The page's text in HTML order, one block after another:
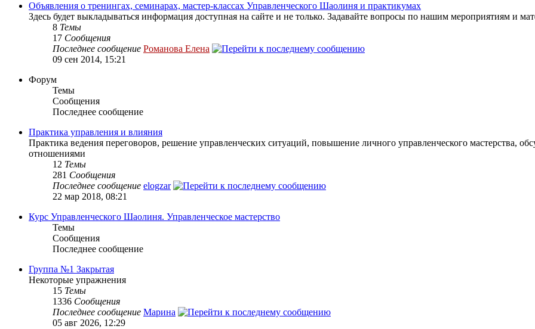
Объявления о тренингах, семинарах, мастер-классах Управленческого Шаолиня и практикумах
Здесь будет выкладываться информация доступная на сайте и не только. Задавайте вопросы по нашим мероприятиям и
8 Темы
17 Сообщения
Последнее сообщение Романова Елена
09 сен 2014, 15:21
Форум
Темы
Сообщения
Последнее сообщение
Практика управления и влияния
Практика ведения переговоров, решение управленческих ситуаций, повышение личного управленческого мастерства,
отношениями
12 Темы
281 Сообщения
Последнее сообщение elogzar
22 мар 2018, 08:21
Курс Управленческого Шаолиня. Управленческое мастерство
Темы
Сообщения
Последнее сообщение
Группа №1 Закрытая
Некоторые упражнения
15 Темы
1336 Сообщения
Последнее сообщение Марина
05 авг 2026, 12:29